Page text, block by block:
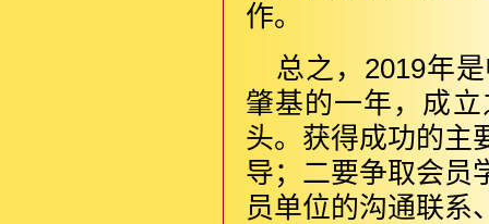
作。
总之，2019年
肇基的一年，成
头。获得成功的主
导；二要争取会员
员单位的沟通联系